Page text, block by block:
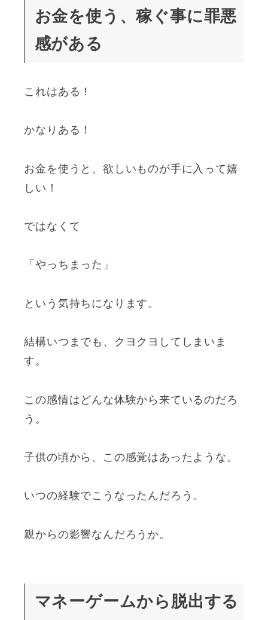
お金を使う、稼ぐ事に罪悪
感がある
これはある！
かなりある！
お金を使うと、欲しいものが手に入って嬉
しい！
ではなくて
「やっちまった」
という気持ちになります。
結構いつまでも、クヨクヨしてしまいま
す。
この感情はどんな体験から来ているのだろ
う。
子供の頃から、この感覚はあったような。
いつの経験でこうなったんだろう。
親からの影響なんだろうか。
マネーゲームから脱出する